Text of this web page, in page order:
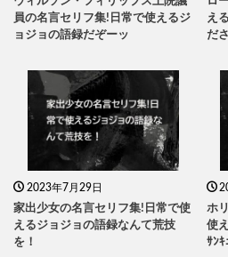
員の名言セリフ集!日常で使えるジ
ョジョの語録だぞーッ
え
だ
2023年7月29日
家出少女の名言セリフ集!日常で使
えるジョジョの語録なんて荒技
を！
ホ
使
ｻﾝｷ